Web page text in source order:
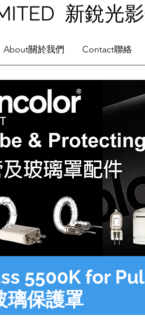
新銳光
About關於我們 Contact聯絡
5500K for
璃保護罩